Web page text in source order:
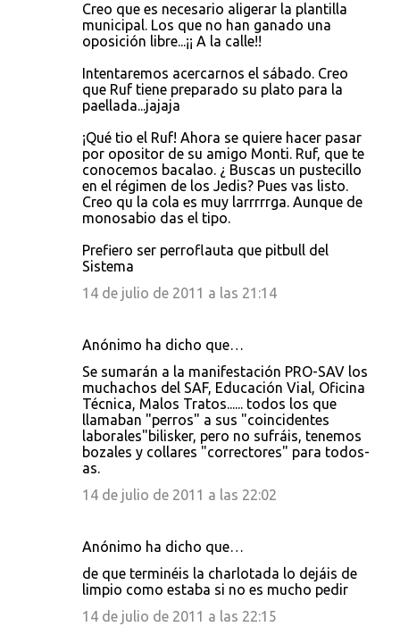
Creo que es necesario aligerar la plantilla
municipal. Los que no han ganado una
oposición libre...¡¡ A la calle!!
Intentaremos acercarnos el sábado. Creo
que Ruf tiene preparado su plato para la
paellada...jajaja
¡Qué tio el Ruf! Ahora se quiere hacer pasar
por opositor de su amigo Monti. Ruf, que te
conocemos bacalao. ¿ Buscas un pustecillo
en el régimen de los Jedis? Pues vas listo.
Creo qu la cola es muy larrrrrga. Aunque de
monosabio das el tipo.
Prefiero ser perroflauta que pitbull del
Sistema
14 de julio de 2011 a las 21:14
Anónimo ha dicho que…
Se sumarán a la manifestación PRO-SAV los
muchachos del SAF, Educación Vial, Oficina
Técnica, Malos Tratos...... todos los que
llamaban "perros" a sus "coincidentes
laborales"bilisker, pero no sufráis, tenemos
bozales y collares "correctores" para todos-
as.
14 de julio de 2011 a las 22:02
Anónimo ha dicho que…
de que terminéis la charlotada lo dejáis de
limpio como estaba si no es mucho pedir
14 de julio de 2011 a las 22:15